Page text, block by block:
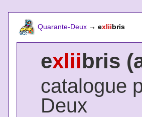
Quarante-Deux → exliibris
exliibris
catalogue
Deux